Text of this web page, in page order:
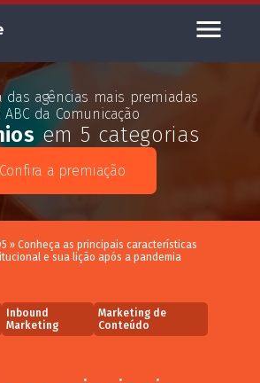
das agências mais premiadas
ABC da Comunicação
em 5 categorias
Confira a premiação
» Conheça as principais características
e sua lição após a pandemia
Inbound
Marketing
Marketing de
Conteúdo